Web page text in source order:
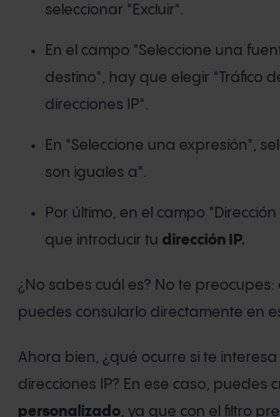
seleccionar "Excluir".
En el campo "Seleccione una
destino", hay que elegir "Tráfico
direcciones IP".
En "Seleccione una expresión",
son iguales a".
Por último, en el campo
que introducir tu dirección IP.
¿No sabes cuál es? No te preocupes:
puedes consularlo directamente en
Ahora bien, ¿qué ocurre si te interesa
direcciones IP? En ese caso, puedes
personalizado, ya que con el filtro